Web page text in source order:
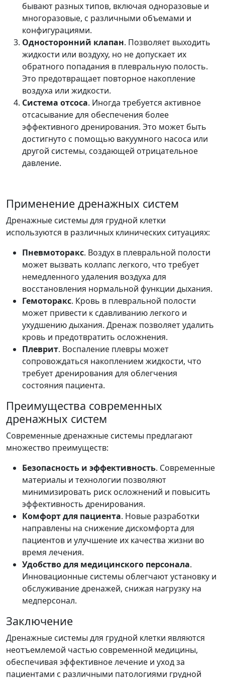
бывают разных типов, включая одноразовые и
многоразовые, с различными объемами и
конфигурациями.
Односторонний клапан. Позволяет выходить
жидкости или воздуху, но не допускает их
обратного попадания в плевральную полость.
Это предотвращает повторное накопление
воздуха или жидкости.
Система отсоса. Иногда требуется активное
отсасывание для обеспечения более
эффективного дренирования. Это может быть
достигнуто с помощью вакуумного насоса или
другой системы, создающей отрицательное
давление.
Применение дренажных систем
Дренажные системы для грудной клетки
используются в различных клинических ситуациях:
Пневмоторакс. Воздух в плевральной полости
может вызвать коллапс легкого, что требует
немедленного удаления воздуха для
восстановления нормальной функции дыхания.
Гемоторакс. Кровь в плевральной полости
может привести к сдавливанию легкого и
ухудшению дыхания. Дренаж позволяет удалить
кровь и предотвратить осложнения.
Плеврит. Воспаление плевры может
сопровождаться накоплением жидкости, что
требует дренирования для облегчения
состояния пациента.
Преимущества современных
дренажных систем
Современные дренажные системы предлагают
множество преимуществ:
Безопасность и эффективность. Современные
материалы и технологии позволяют
минимизировать риск осложнений и повысить
эффективность дренирования.
Комфорт для пациента. Новые разработки
направлены на снижение дискомфорта для
пациентов и улучшение их качества жизни во
время лечения.
Удобство для медицинского персонала.
Инновационные системы облегчают установку и
обслуживание дренажей, снижая нагрузку на
медперсонал.
Заключение
Дренажные системы для грудной клетки являются
неотъемлемой частью современной медицины,
обеспечивая эффективное лечение и уход за
пациентами с различными патологиями грудной